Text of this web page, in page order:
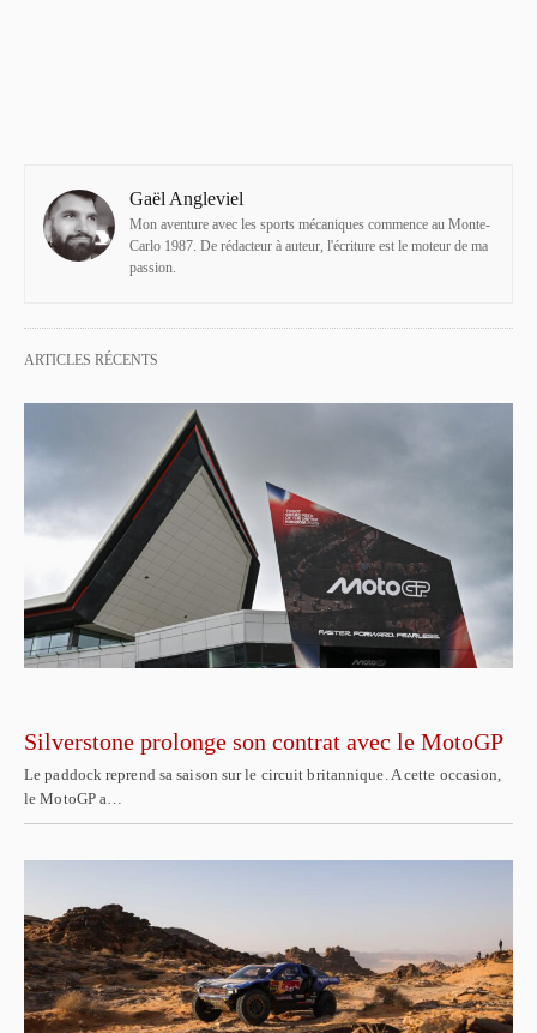
Gaël Angleviel
Mon aventure avec les sports mécaniques commence au Monte-
Carlo 1987. De rédacteur à auteur, l'écriture est le moteur de ma
passion.
ARTICLES RÉCENTS
Silverstone prolonge son contrat avec le MotoGP
Le paddock reprend sa saison sur le circuit britannique. A cette occasion,
le MotoGP a…